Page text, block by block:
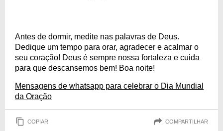
Antes de dormir, medite nas palavras de Deus.
Dedique um tempo para orar, agradecer e acalmar o
seu coração! Deus é sempre nossa fortaleza e cuida
para que descansemos bem! Boa noite!
Mensagens de whatsapp para celebrar o Dia Mundial
da Oração
COPIAR COMPARTILHAR